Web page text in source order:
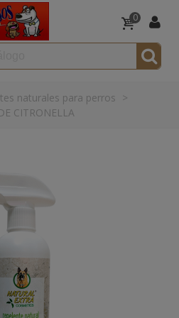
0
naturales para perros >
CITRONELLA